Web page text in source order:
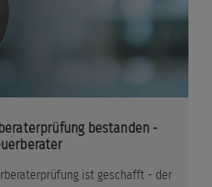
bestanden -
ist geschafft - der